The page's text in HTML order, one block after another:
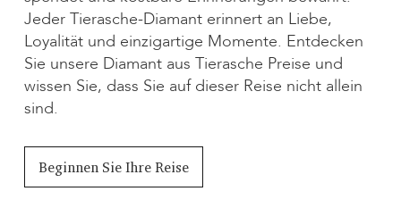
Jeder Tierasche-Diamant erinnert an Liebe,
Loyalität und einzigartige Momente. Entdecken
Sie unsere Diamant aus Tierasche Preise und
wissen Sie, dass Sie auf dieser Reise nicht allein
sind.
Beginnen Sie Ihre Reise